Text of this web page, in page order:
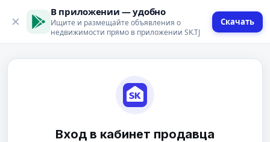
В приложении — удобно
Ищите и размещайте объявления о
недвижимости прямо в приложении SK.TJ
Скачать
Вход в кабинет продавца